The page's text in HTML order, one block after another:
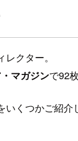
クター。
マガジンで92
いくつかご紹介